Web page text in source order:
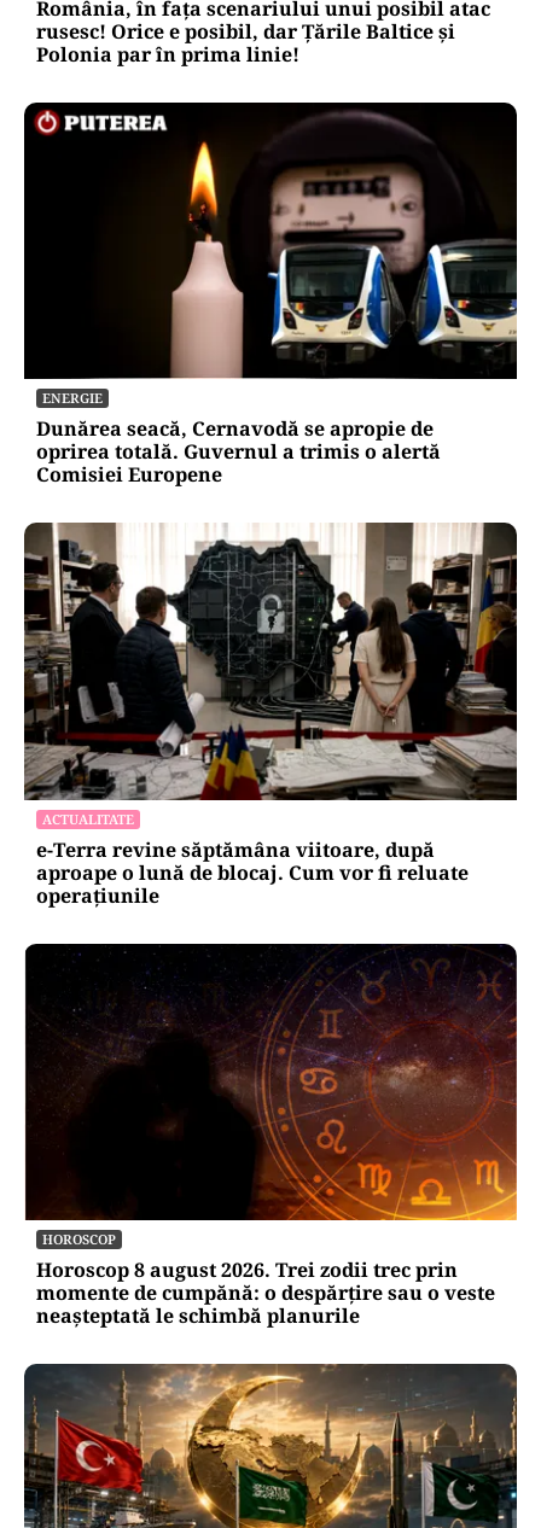
România, în fața scenariului unui posibil atac
rusesc! Orice e posibil, dar Țările Baltice și
Polonia par în prima linie!
ENERGIE
Dunărea seacă, Cernavodă se apropie de
oprirea totală. Guvernul a trimis o alertă
Comisiei Europene
ACTUALITATE
e-Terra revine săptămâna viitoare, după
aproape o lună de blocaj. Cum vor fi reluate
operațiunile
HOROSCOP
Horoscop 8 august 2026. Trei zodii trec prin
momente de cumpănă: o despărțire sau o veste
neașteptată le schimbă planurile